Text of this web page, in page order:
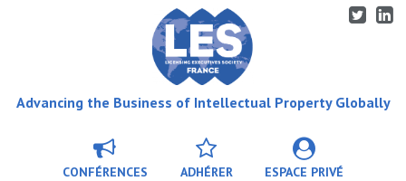
Advancing the Business of Intellectual Property Globally
CONFÉRENCES ADHÉRER ESPACE PRIVÉ